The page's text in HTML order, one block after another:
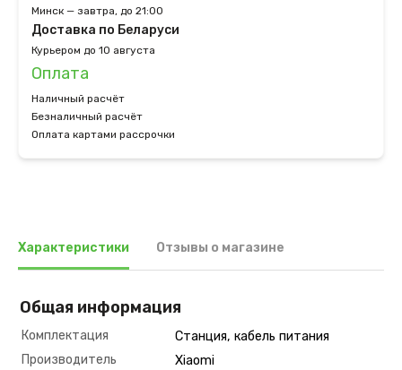
Минск — завтра, до 21:00
Доставка по Беларуси
Курьером до 10 августа
Оплата
Наличный расчёт
Безналичный расчёт
Оплата картами рассрочки
Характеристики Отзывы о магазине
Общая информация
Комплектация
Станция, кабель питания
Производитель
Xiaomi